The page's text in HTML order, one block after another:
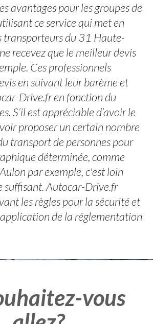
avantages pour les groupes de
ce service qui met en
transporteurs du 31 Haute-
recevez que le meilleur devis
Ces professionnels
en suivant leur barème et
Drive.fr en fonction du
S’il est appréciable d’avoir le
proposer un certain nombre
transport de personnes pour
déterminée, comme
par exemple, c'est loin
suffisant. Autocar-Drive.fr
les règles pour la sécurité et
de la réglementation
vous